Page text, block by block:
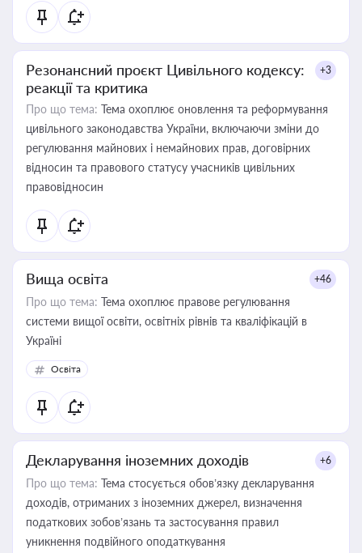
Резонансний проєкт Цивільного кодексу:
реакції та критика
+3
Про що тема: Тема охоплює оновлення та реформування
цивільного законодавства України, включаючи зміни до
регулювання майнових і немайнових прав, договірних
відносин та правового статусу учасників цивільних
правовідносин
Вища освіта +46
Про що тема: Тема охоплює правове регулювання
системи вищої освіти, освітніх рівнів та кваліфікацій в
Україні
Освіта
Декларування іноземних доходів +6
Про що тема: Тема стосується обов’язку декларування
доходів, отриманих з іноземних джерел, визначення
податкових зобов’язань та застосування правил
уникнення подвійного оподаткування